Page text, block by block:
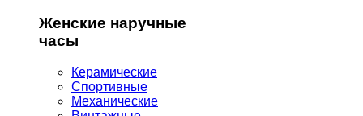
Женские наручные
часы
Керамические
Спортивные
Механические